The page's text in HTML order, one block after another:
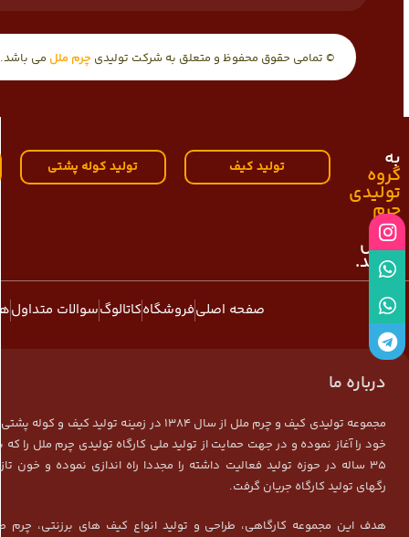
© تمامی حقوق محفوظ و متعلق به شرکت تولیدی چرم ملل می باشد.
به
گروه
تولیدی
چرم
ملل
خوش
آمدید.
تولید کیف تولید کوله پشتی
صفحه اصلیفروشگاهکاتالوگسوالات متداول
درباره ما
مجموعه تولیدی کیف و چرم ملل از سال 1384 در زمینه تولید کیف و
خود را آغاز نموده و در جهت حمایت از تولید ملی کارگاه تولیدی چرم ملل را که
35 ساله در حوزه تولید فعالیت داشته را مجددا راه اندازی نموده و خون
رگهای تولید کارگاه جریان گرفت.
هدف این مجموعه کارگاهی، طراحی و تولید انواع کیف های برزنتی، چرم